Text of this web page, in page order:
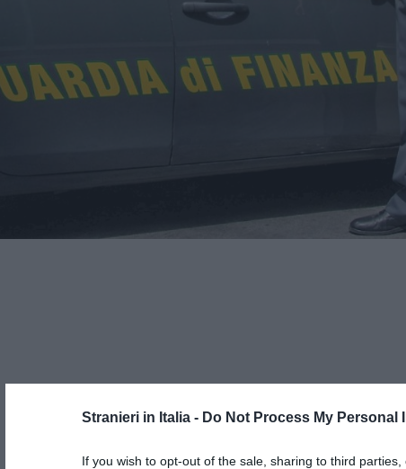
Stranieri in Italia - Do Not Process My Personal
If you wish to opt-out of the sale, sharing to third